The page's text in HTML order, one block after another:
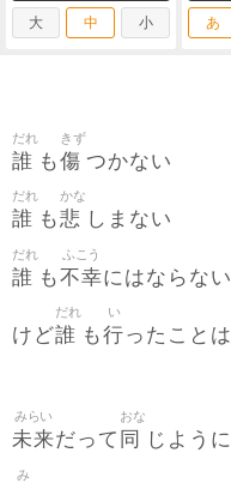
大 中 小 あ
誰
だれ
も傷
きず
つかない
誰
だれ
も悲
かな
しまない
誰
だれ
も不幸
ふこう
にはならない
けど誰
だれ
も行
い
ったことは
未来
みらい
だって 同
おな
じように
み